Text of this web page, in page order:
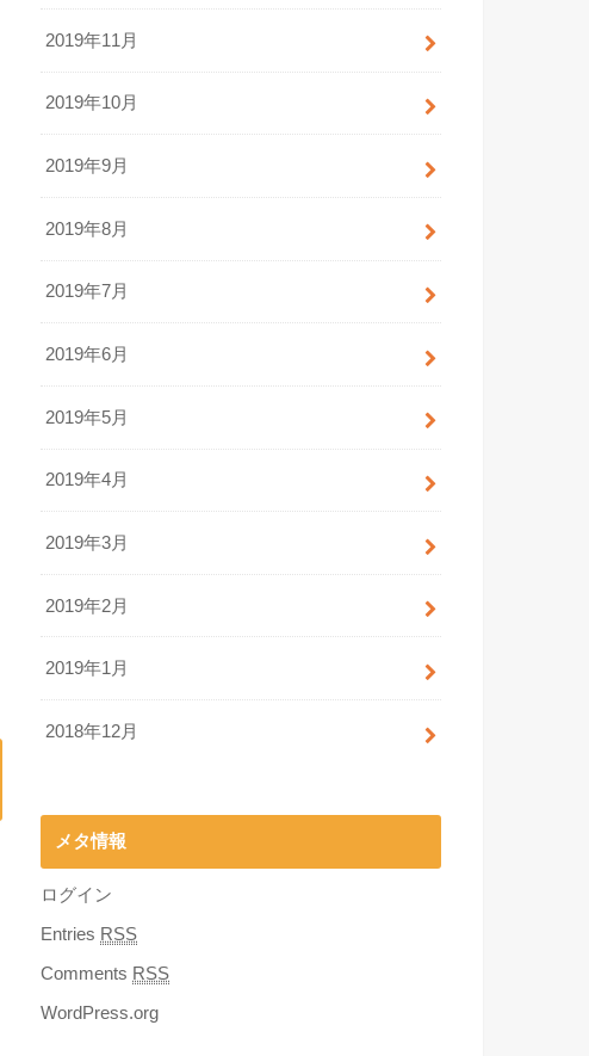
2019年11月
2019年10月
2019年9月
2019年8月
2019年7月
2019年6月
2019年5月
2019年4月
2019年3月
2019年2月
2019年1月
2018年12月
メタ情報
ログイン
Entries RSS
Comments RSS
WordPress.org